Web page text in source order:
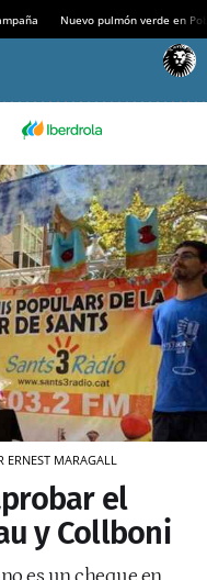
Nuevo pulmón verde en
MARAGALL
el
y Collboni